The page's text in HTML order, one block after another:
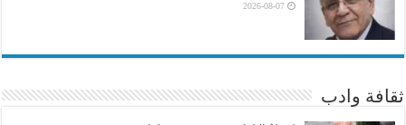
2026-08-07
ثقافة وادب